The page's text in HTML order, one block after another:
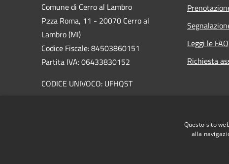
Comune di Cerro al Lambro
P.zza Roma, 11 - 20070 Cerro al
Lambro (MI)
Codice Fiscale: 84503860151
Partita IVA: 06433830152
CODICE UNIVOCO: UFHQST
Leggi le FAQ
Richiesta
Questo sito
alla